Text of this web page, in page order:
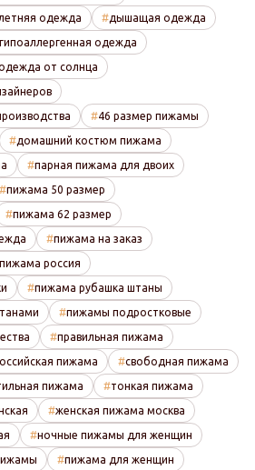
летняя одежда дышащая одежда
гипоаллергенная одежда
от солнца
46 размер пижамы
домашний костюм пижама
парная пижама для двоих
пижама 50 размер
пижама 62 размер
пижама на заказ
пижама россия
пижама рубашка штаны
пижамы подростковые
правильная пижама
пижама свободная пижама
пижама тонкая пижама
женская пижама москва
ночные пижамы для женщин
пижама для женщин